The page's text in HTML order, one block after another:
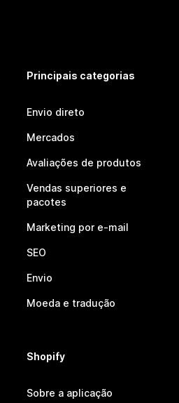
Principais categorias
Envio direto
Mercados
Avaliações de produtos
Vendas superiores e
pacotes
Marketing por e-mail
SEO
Envio
Moeda e tradução
Shopify
Sobre a aplicação